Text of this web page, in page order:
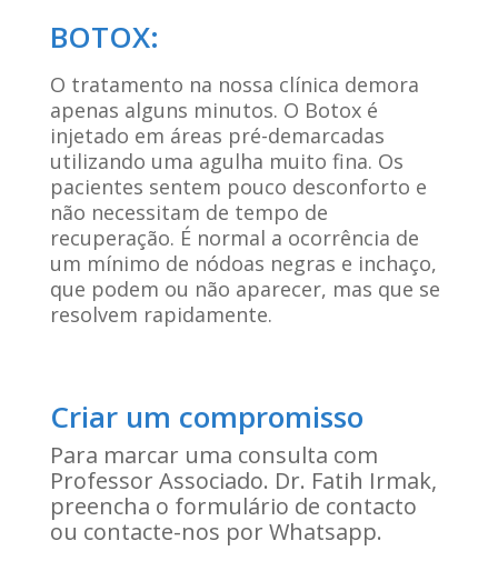
BOTOX:
O tratamento na nossa clínica demora
apenas alguns minutos. O Botox é
injetado em áreas pré-demarcadas
utilizando uma agulha muito fina. Os
pacientes sentem pouco desconforto e
não necessitam de tempo de
recuperação. É normal a ocorrência de
um mínimo de nódoas negras e inchaço,
que podem ou não aparecer, mas que se
resolvem rapidamente.
Criar um compromisso
Para marcar uma consulta com
Professor Associado. Dr. Fatih Irmak,
preencha o formulário de contacto
ou contacte-nos por Whatsapp.